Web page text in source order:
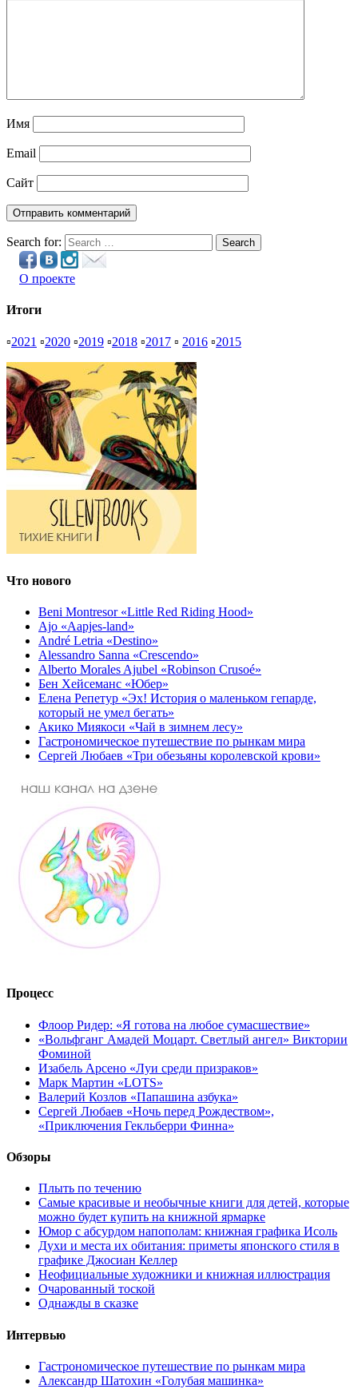
Имя
Email
Сайт
Search for: Search
О проекте
Итоги
▫2021 ▫2020 ▫2019 ▫2018 ▫2017 ▫ 2016 ▫2015
Что нового
Beni Montresor «Little Red Riding Hood»
Ajo «Aapjes-land»
André Letria «Destino»
Alessandro Sanna «Crescendo»
Alberto Morales Ajubel «Robinson Crusoé»
Бен Хейсеманс «Юбер»
Елена Репетур «Эх! История о маленьком гепарде,
который не умел бегать»
Акико Миякоси «Чай в зимнем лесу»
Гастрономическое путешествие по рынкам мира
Сергей Любаев «Три обезьяны королевской крови»
Процесс
Флоор Ридер: «Я готова на любое сумасшествие»
«Вольфганг Амадей Моцарт. Светлый ангел» Виктории
Фоминой
Изабель Арсено «Луи среди призраков»
Марк Мартин «LOTS»
Валерий Козлов «Папашина азбука»
Сергей Любаев «Ночь перед Рождеством»,
«Приключения Гекльберри Финна»
Обзоры
Плыть по течению
Самые красивые и необычные книги для детей, которые
можно будет купить на книжной ярмарке
Юмор с абсурдом напополам: книжная графика Исоль
Духи и места их обитания: приметы японского стиля в
графике Джосиан Келлер
Неофициальные художники и книжная иллюстрация
Очарованный тоской
Однажды в сказке
Интервью
Гастрономическое путешествие по рынкам мира
Александр Шатохин «Голубая машинка»